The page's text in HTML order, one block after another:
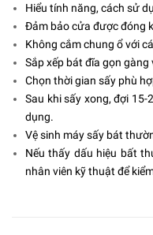
Hiểu tính năng, cách sử
Đảm bảo cửa được đóng
Không cắm chung ổ với
Sắp xếp bát đĩa gọn
Chọn thời gian sấy phù
Sau khi sấy xong, đợi
dụng.
Vệ sinh máy sấy bát
Nếu thấy dấu hiệu bất
nhân viên kỹ thuật để